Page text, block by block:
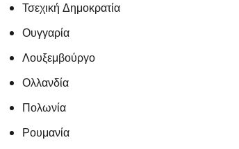
Τσεχική Δημοκρατία
Ουγγαρία
Λουξεμβούργο
Ολλανδία
Πολωνία
Ρουμανία